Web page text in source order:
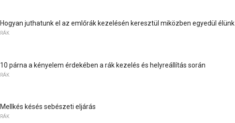
Hogyan juthatunk el az emlőrák kezelésén keresztül miközben egyedül élünk
RÁK
10 párna a kényelem érdekében a rák kezelés és helyreállítás során
RÁK
Mellkés késés sebészeti eljárás
RÁK